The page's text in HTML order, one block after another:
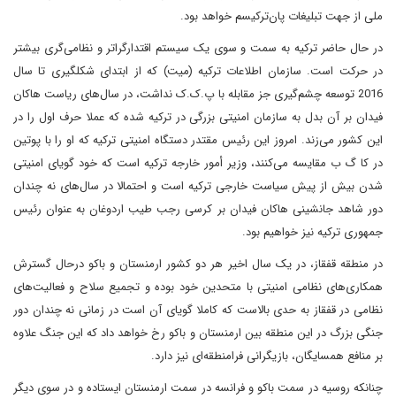
ملی از جهت تبلیغات پان‌ترکیسم خواهد بود.
در حال حاضر ترکیه به سمت و سوی یک سیستم اقتدارگراتر و نظامی‌گری بیشتر
در حرکت است. سازمان اطلاعات ترکیه (میت) که از ابتدای شکلگیری تا سال
2016 توسعه چشم‌گیری جز مقابله با پ.ک.ک نداشت، در سال‌های ریاست هاکان
فیدان بر آن بدل به سازمان امنیتی بزرگی در ترکیه شده که عملا حرف اول را در
این کشور می‌زند. امروز این رئیس مقتدر دستگاه امنیتی ترکیه که او را با پوتین
در کا گ ب مقایسه می‌کنند، وزیر أمور خارجه ترکیه است که خود گویای امنیتی
شدن بیش از پیش سیاست خارجی ترکیه است و احتمالا در سال‌های نه چندان
دور شاهد جانشینی هاکان فیدان بر کرسی رجب طیب اردوغان به عنوان رئیس
جمهوری ترکیه نیز خواهیم بود.
در منطقه قفقاز، در یک سال اخیر هر دو کشور ارمنستان و باکو درحال گسترش
همکاری‌های نظامی امنیتی با متحدین خود بوده و تجمیع سلاح و فعالیت‌های
نظامی در قفقاز به حدی بالاست که کاملا گویای آن است در زمانی نه چندان دور
جنگی بزرگ در این منطقه بین ارمنستان و باکو رخ خواهد داد که این جنگ علاوه
بر منافع همسایگان، بازیگرانی فرامنطقه‌ای نیز دارد.
چنانکه روسیه در سمت باکو و فرانسه در سمت ارمنستان ایستاده و در سوی دیگر